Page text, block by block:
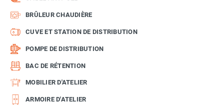
BRÛLEUR CHAUDIÈRE
CUVE ET STATION DE DISTRIBUTION
POMPE DE DISTRIBUTION
BAC DE RÉTENTION
MOBILIER D'ATELIER
ARMOIRE D'ATELIER